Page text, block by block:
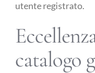
Functional Labs
Ellen’s Journal
utente registrato.
catalogo